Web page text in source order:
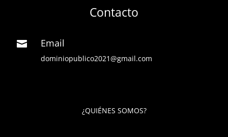
Contacto
 Email
dominiopublico2021@gmail.com
¿QUIÉNES SOMOS?